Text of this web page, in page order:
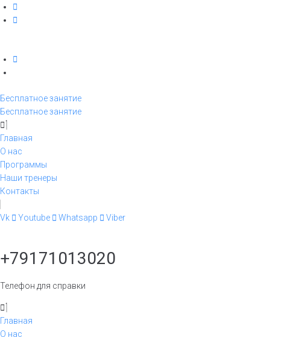
Бесплатное занятие
Бесплатное занятие
Главная
О нас
Программы
Наши тренеры
Контакты
Vk Youtube Whatsapp Viber
+79171013020
Телефон для справки
Главная
О нас